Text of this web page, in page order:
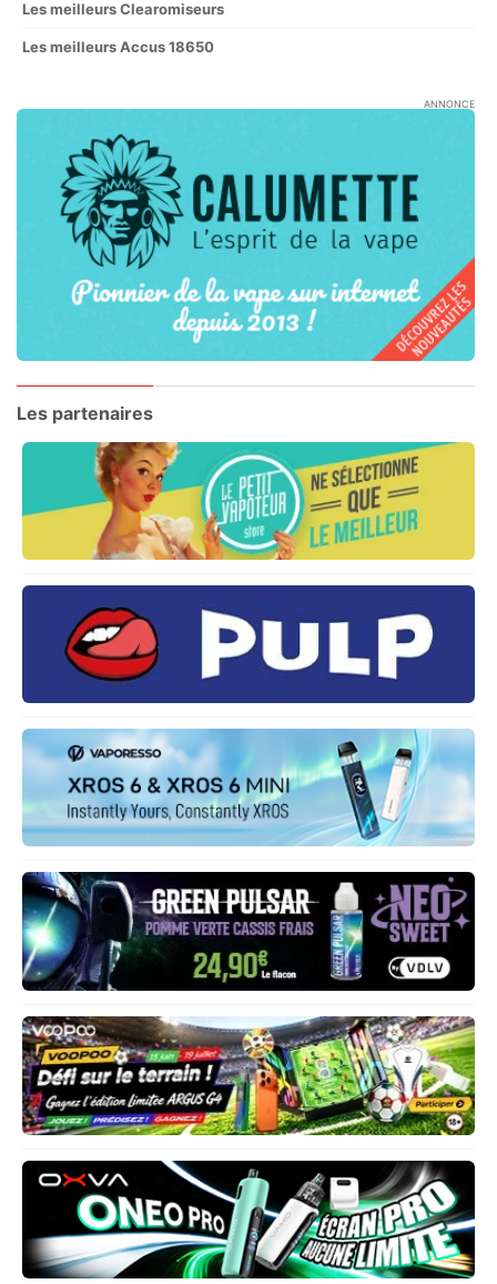
Les meilleurs Clearomiseurs
Les meilleurs Accus 18650
ANNONCE
Les partenaires